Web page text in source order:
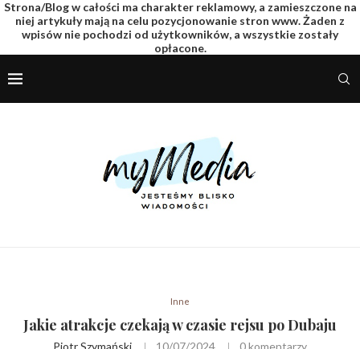
Strona/Blog w całości ma charakter reklamowy, a zamieszczone na
niej artykuły mają na celu pozycjonowanie stron www. Żaden z
wpisów nie pochodzi od użytkowników, a wszystkie zostały
opłacone.
Inne
Jakie atrakcje czekają w czasie rejsu po Dubaju
Piotr Szymański 10/07/2024 0 komentarzy